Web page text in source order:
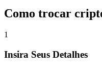
Como trocar
1
Insira Seus Detalhes